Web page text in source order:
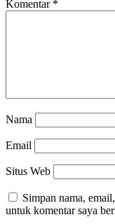
Simpan nama,